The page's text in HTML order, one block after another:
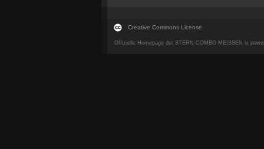
Creative Commons License
Offizielle Homepage der STERN-COMBO MEISSEN is